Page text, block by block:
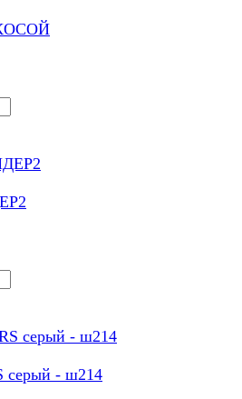
серый - ш214